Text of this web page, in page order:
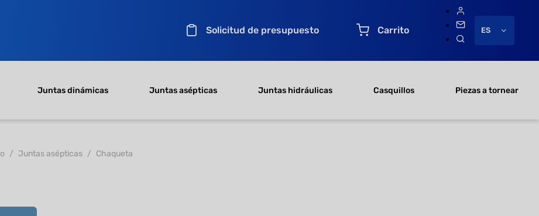
Solicitud de presupuesto Carrito ES
Juntas dinámicas Juntas asépticas Juntas hidráulicas Casquillos Piezas a tornear
Juntas asépticas Chaqueta